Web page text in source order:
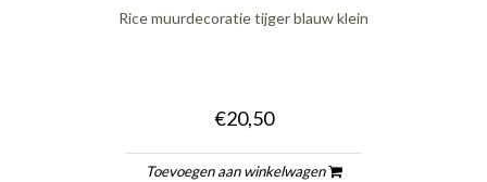
Rice muurdecoratie tijger blauw klein
€20,50
Toevoegen aan winkelwagen